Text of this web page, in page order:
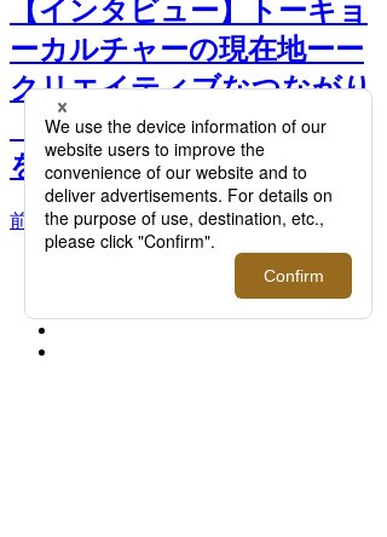
【インタビュー】トーキョ
ーカルチャーの現在地ーー
クリエイティブなつながり
「THE MELTING BoTT」
を開催！ >>
前へ 次へ